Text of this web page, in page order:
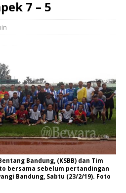
7 – 5
Bandung, (KSBB) dan Tim
bersama sebelum pertandingan
Bandung, Sabtu (23/2/19). Foto